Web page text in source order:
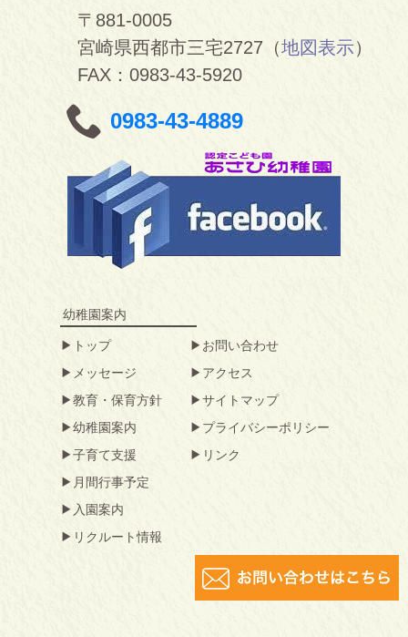
〒881-0005
宮崎県西都市三宅2727（地図表示）
FAX：0983-43-5920
0983-43-4889
幼稚園案内
トップ
メッセージ
教育・保育方針
幼稚園案内
子育て支援
月間行事予定
入園案内
リクルート情報
お問い合わせ
アクセス
サイトマップ
プライバシーポリシー
リンク